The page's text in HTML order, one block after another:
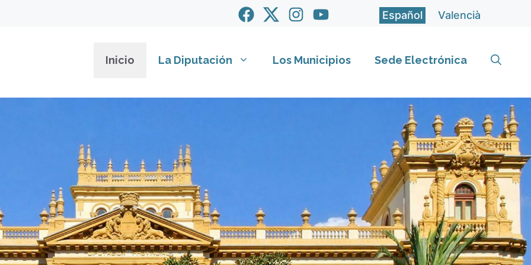
Español Valencià
Inicio La Diputación Los Municipios Sede Electrónica